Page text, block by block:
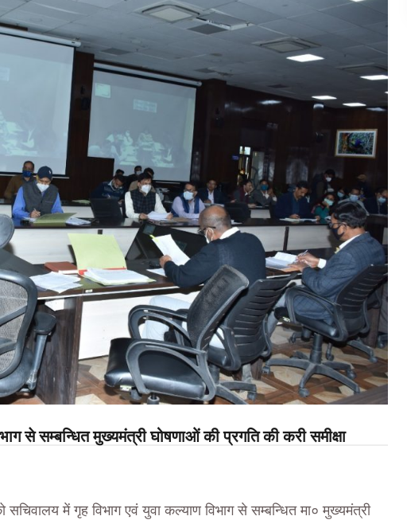
से सम्बन्धित मुख्यमंत्री घोषणाओं की प्रगति की करी समीक्षा
में गृह विभाग एवं युवा कल्याण विभाग से सम्बन्धित मा० मुख्यमंत्री